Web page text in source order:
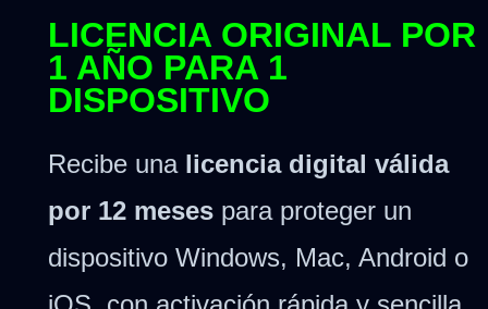
LICENCIA ORIGINAL POR
1 AÑO PARA 1
DISPOSITIVO
Recibe una licencia digital válida
por 12 meses para proteger un
dispositivo Windows, Mac, Android o